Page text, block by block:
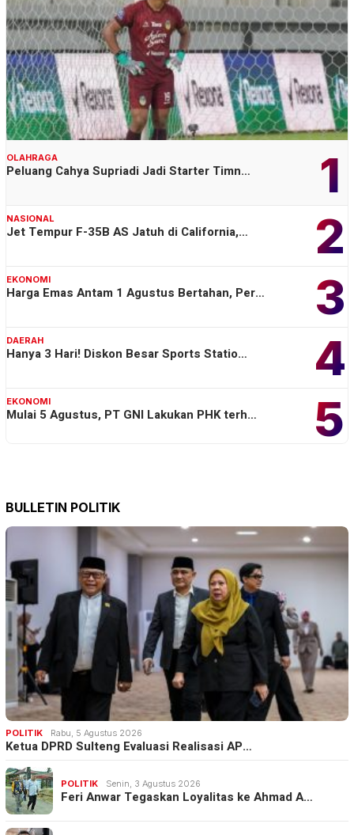
1
OLAHRAGA
Peluang Cahya Supriadi Jadi Starter Timn…
2
NASIONAL
Jet Tempur F-35B AS Jatuh di California,…
3
EKONOMI
Harga Emas Antam 1 Agustus Bertahan, Per…
4
DAERAH
Hanya 3 Hari! Diskon Besar Sports Statio…
5
EKONOMI
Mulai 5 Agustus, PT GNI Lakukan PHK terh…
BULLETIN POLITIK
POLITIK Rabu, 5 Agustus 2026
Ketua DPRD Sulteng Evaluasi Realisasi AP…
POLITIK Senin, 3 Agustus 2026
Feri Anwar Tegaskan Loyalitas ke Ahmad A…